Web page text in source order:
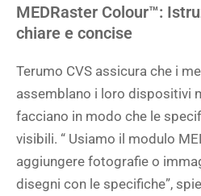
MEDRaster Colour™:
chiare e concise
Terumo CVS assicura che i
assemblano i loro dispositivi
facciano in modo che le
visibili. “ Usiamo il modulo
aggiungere fotografie o
disegni con le specifiche”,